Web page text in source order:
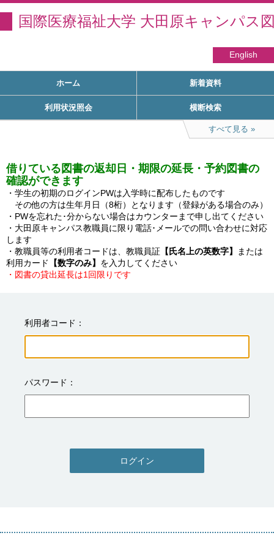
国際医療福祉大学 大田原キャンパス
English
ホーム 新着資料
利用状況照会 横断検索
すべて見る
借りている図書の返却日・期限の延長・予約図書の
確認ができます
・学生の初期のログインPWは入学時に配布したものです
その他の方は生年月日（8桁）となります（登録がある場合のみ）
・PWを忘れた･分からない場合はカウンターまで申し出てください
・大田原キャンパス教職員に限り電話･メールでの問い合わせに対応
します
・教職員等の利用者コードは、教職員証 【氏名上の英数字】
または
利用カード
【数字のみ】
・図書の貸出延長は1回限りです
利用者コード
パスワード
ログイン